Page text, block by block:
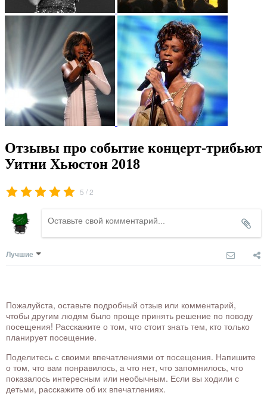
Отзывы про событие концерт-трибьют
Уитни Хьюстон 2018
5 /2
Лучшие
Пожалуйста, оставьте подробный отзыв или комментарий,
чтобы другим людям было проще принять решение по поводу
посещения! Расскажите о том, что стоит знать тем, кто только
планирует посещение.
Поделитесь с своими впечатлениями от посещения. Напишите
о том, что вам понравилось, а что нет, что запомнилось, что
показалось интересным или необычным. Если вы ходили с
детьми, расскажите об их впечатлениях.